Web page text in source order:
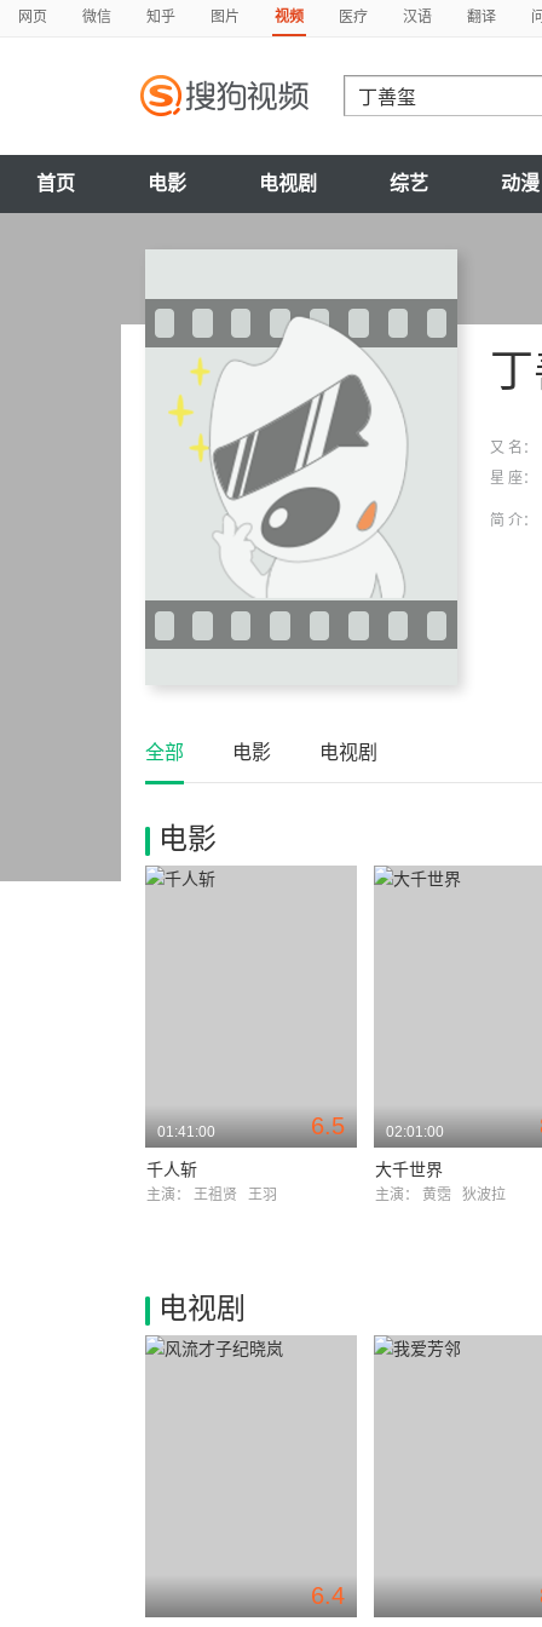
网页 微信 知乎 图片 视频 医疗 汉语 翻译
首页 电影 电视剧 综艺 动漫
又 名：
星 座：
简 介：
全部 电影 电视剧
电影
6.5
01:41:00
千人斩
主演： 王祖贤 王羽
02:01:00
大千世界
主演： 黄霑 狄波拉
电视剧
6.4